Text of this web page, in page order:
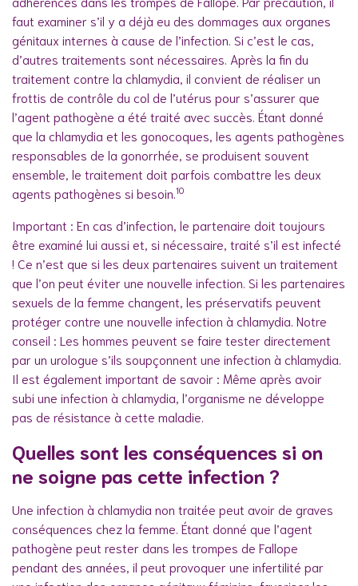
faut examiner s’il y a déjà eu des dommages aux organes
génitaux internes à cause de l’infection. Si c’est le cas,
d’autres traitements sont nécessaires. Après la fin du
traitement contre la chlamydia, il convient de réaliser un
frottis de contrôle du col de l’utérus pour s’assurer que
l’agent pathogène a été traité avec succès. Étant donné
que la chlamydia et les gonocoques, les agents pathogènes
responsables de la gonorrhée, se produisent souvent
ensemble, le traitement doit parfois combattre les deux
agents pathogènes si besoin. 10
Important : En cas d’infection, le partenaire doit toujours
être examiné lui aussi et, si nécessaire, traité s’il est infecté
! Ce n’est que si les deux partenaires suivent un traitement
que l’on peut éviter une nouvelle infection. Si les partenaires
sexuels de la femme changent, les préservatifs peuvent
protéger contre une nouvelle infection à chlamydia. Notre
conseil : Les hommes peuvent se faire tester directement
par un urologue s’ils soupçonnent une infection à chlamydia.
Il est également important de savoir : Même après avoir
subi une infection à chlamydia, l’organisme ne développe
pas de résistance à cette maladie.
Quelles sont les conséquences si on
ne soigne pas cette infection ?
Une infection à chlamydia non traitée peut avoir de graves
conséquences chez la femme. Étant donné que l’agent
pathogène peut rester dans les trompes de Fallope
pendant des années, il peut provoquer une infertilité par